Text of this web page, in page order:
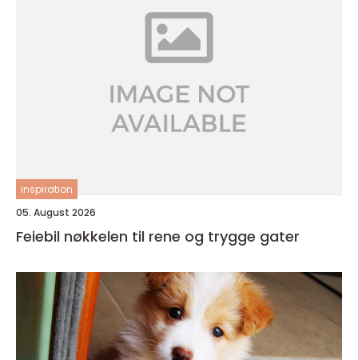
inspiration
05. August 2026
Feiebil nøkkelen til rene og trygge gater